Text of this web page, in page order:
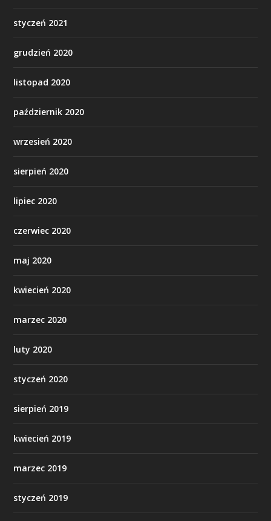
styczeń 2021
grudzień 2020
listopad 2020
październik 2020
wrzesień 2020
sierpień 2020
lipiec 2020
czerwiec 2020
maj 2020
kwiecień 2020
marzec 2020
luty 2020
styczeń 2020
sierpień 2019
kwiecień 2019
marzec 2019
styczeń 2019